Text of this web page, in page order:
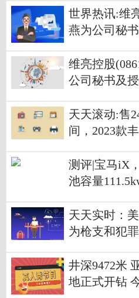
世界热讯:维
燕为公司秘
维亮控股
公司秘书及
天天滚动:售
间，2023款
测评|宝马iX
池容量
天天实时：
为枪支和犯
井深9472米
地正式开钻